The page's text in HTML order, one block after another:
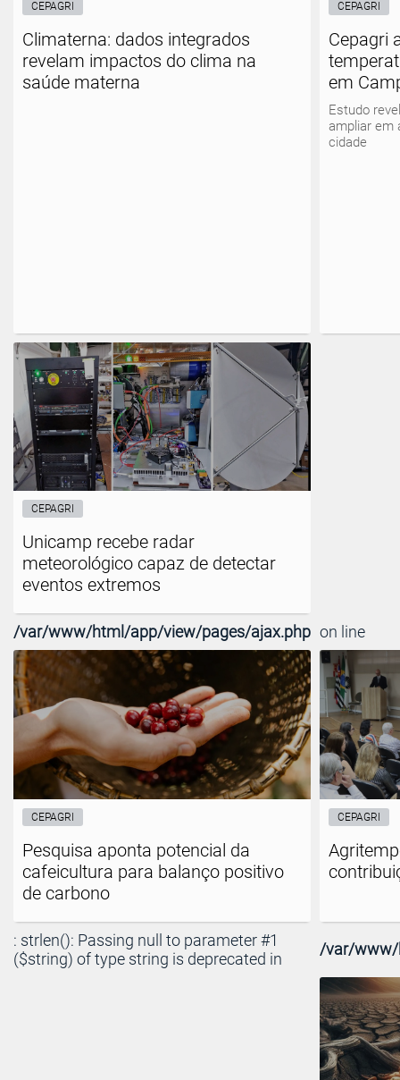
CEPAGRI
Climaterna: dados integrados
revelam impactos do clima na
saúde materna
CEPAGRI
Cepagri
em
Estudo
ampliar em
cidade
CEPAGRI
Unicamp recebe radar
meteorológico capaz de detectar
eventos extremos
/var/www/html/app/view/pages/ajax.php on line
CEPAGRI
Pesquisa aponta potencial da
cafeicultura para balanço positivo
de carbono
CEPAGRI
: strlen(): Passing null to parameter #1
($string) of type string is deprecated in
/var/www/